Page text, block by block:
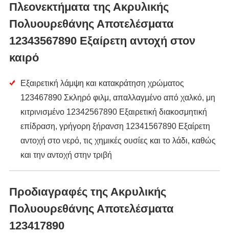
Πλεονεκτήματα της Ακρυλικής
Πολυουρεθάνης Αποτελέσματα
12343567890 Εξαίρετη αντοχή στον
καιρό
Εξαιρετική λάμψη και κατακράτηση χρώματος
123467890 Σκληρό φιλμ, απαλλαγμένο από χαλκό, μη
κιτρινισμένο 12342567890 Εξαιρετική διακοσμητική
επίδραση, γρήγορη ξήρανση 12341567890 Εξαίρετη
αντοχή στο νερό, τις χημικές ουσίες και το λάδι, καθώς
και την αντοχή στην τριβή
Προδιαγραφές της Ακρυλικής
Πολυουρεθάνης Αποτελέσματα
123417890